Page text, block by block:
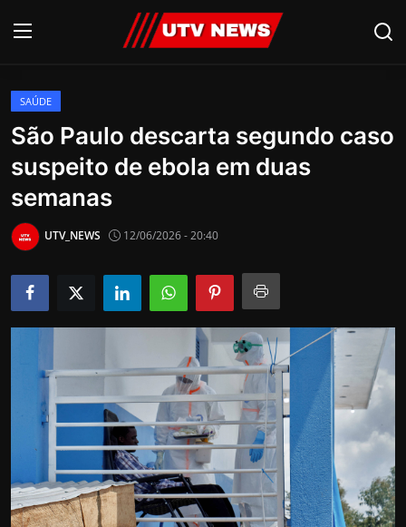
AO VIVO
PIRACICABA
CAMPINAS
LIMEIRA
ESPIRITO SANTO
Cultura
Internacional
APOIE
Educação
SAÚDE
São Paulo descarta segundo caso
suspeito de ebola em duas
semanas
UTV_NEWS 12/06/2026 - 20:40